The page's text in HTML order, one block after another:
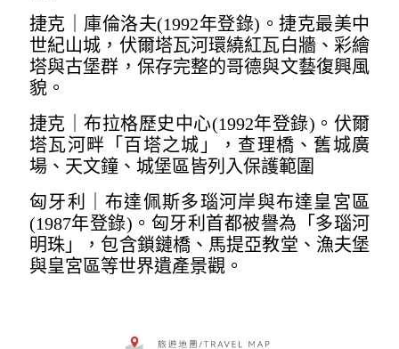
捷克｜庫倫洛夫(1992年登錄)。捷克最美中
世紀山城，伏爾塔瓦河環繞紅瓦白牆、彩繪
塔與古堡群，保存完整的哥德與文藝復興風
貌。
捷克｜布拉格歷史中心(1992年登錄)。伏爾
塔瓦河畔「百塔之城」，查理橋、舊城廣
場、天文鐘、城堡區皆列入保護範圍
匈牙利｜布達佩斯多瑙河岸與布達皇宮區
(1987年登錄)。匈牙利首都被譽為「多瑙河
明珠」，包含鎖鏈橋、馬提亞教堂、漁夫堡
與皇宮區等世界遺產景觀。